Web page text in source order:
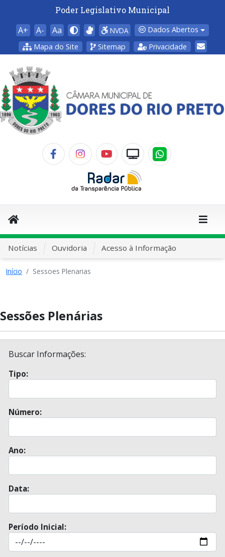
Poder Legislativo Municipal
A+ A- Aa NVDA
Dados Abertos
Mapa do Site
Sitemap Privacidade
Notícias Ouvidoria Acesso à Informação
Início Sessoes Plenarias
Sessões Plenárias
Buscar Informações:
Tipo:
Número:
Ano:
Data:
Período Inicial: